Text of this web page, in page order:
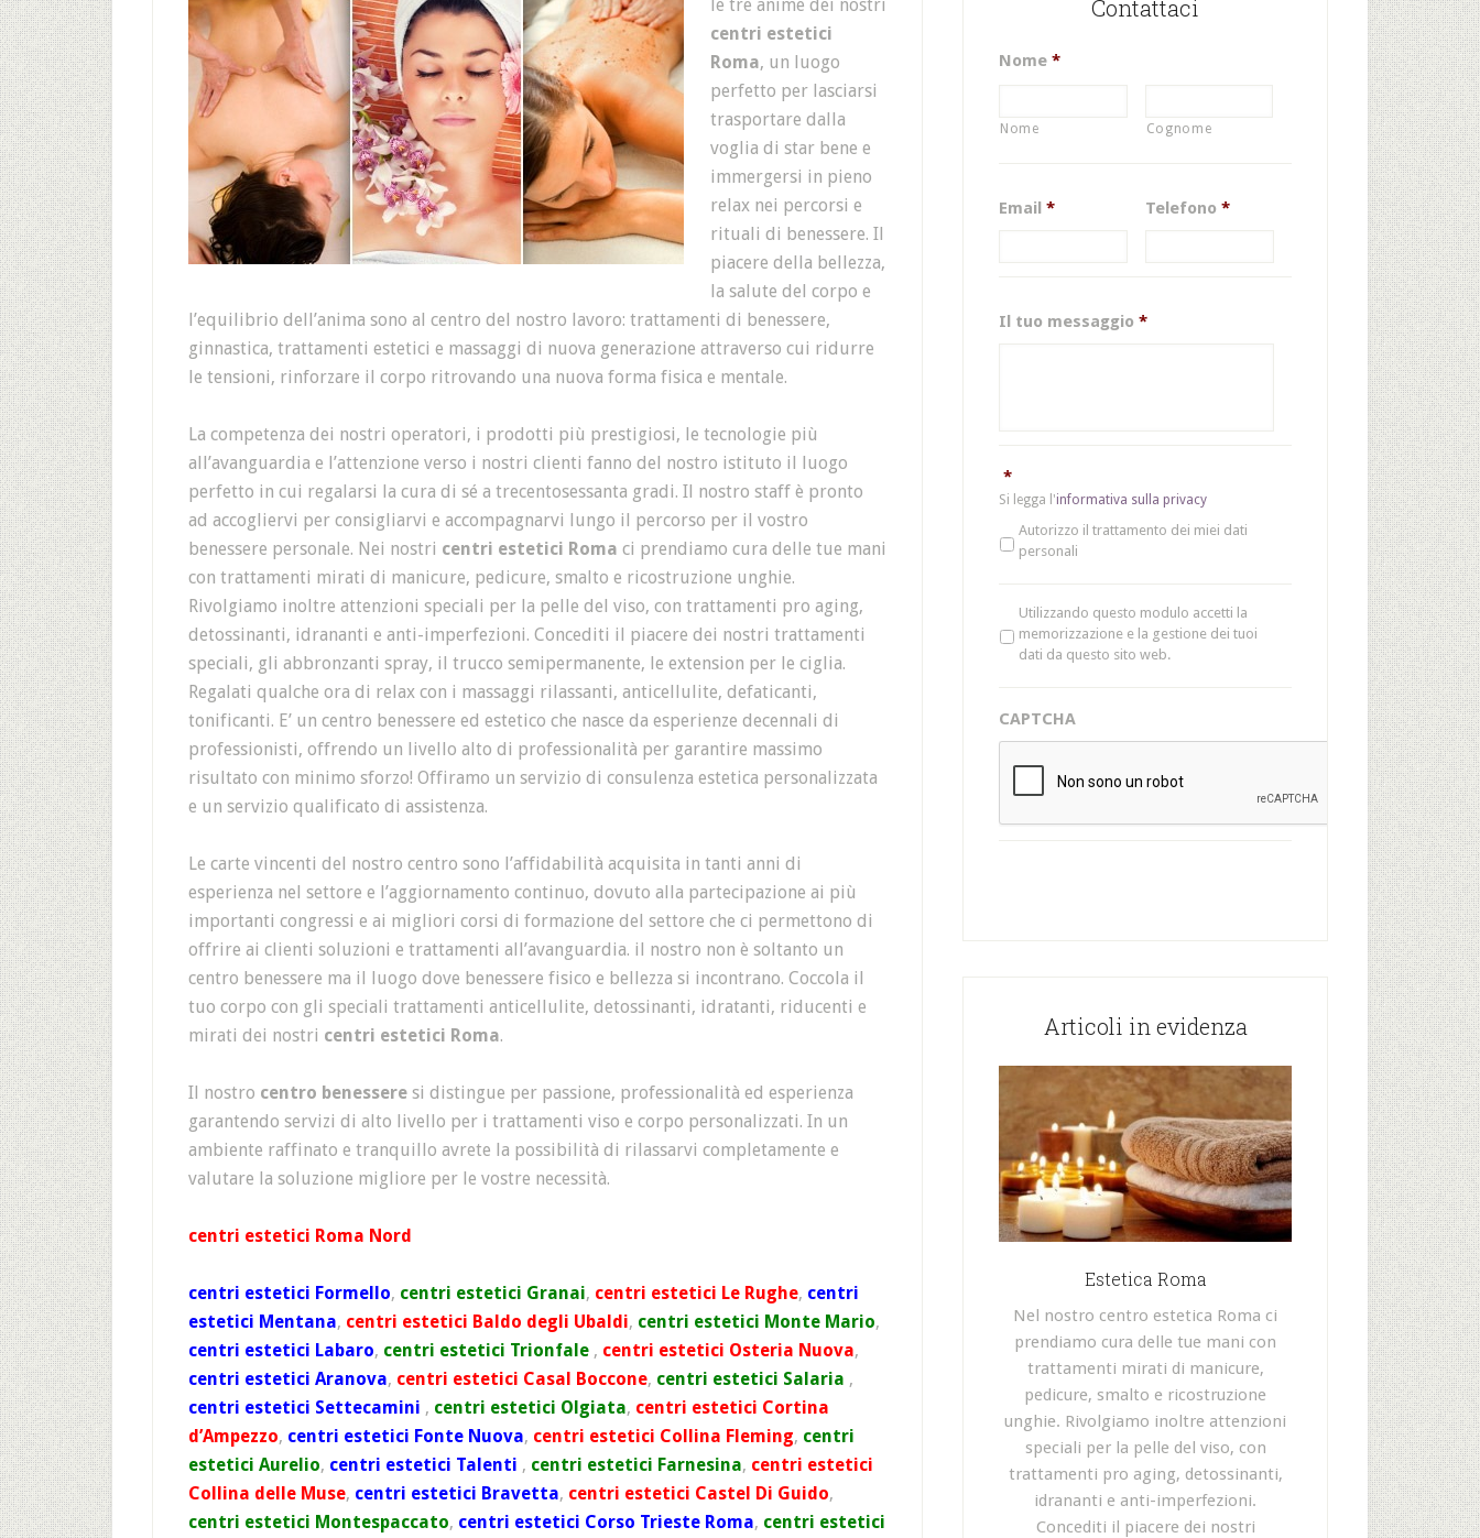
le tre anime dei nostri
centri estetici
Roma, un luogo
perfetto per lasciarsi
trasportare dalla
voglia di star bene e
immergersi in pieno
relax nei percorsi e
rituali di benessere. Il
piacere della bellezza,
la salute del corpo e
l’equilibrio dell’anima sono al centro del nostro lavoro: trattamenti di benessere,
ginnastica, trattamenti estetici e massaggi di nuova generazione attraverso cui ridurre
le tensioni, rinforzare il corpo ritrovando una nuova forma fisica e mentale.
La competenza dei nostri operatori, i prodotti più prestigiosi, le tecnologie più
all’avanguardia e l’attenzione verso i nostri clienti fanno del nostro istituto il luogo
perfetto in cui regalarsi la cura di sé a trecentosessanta gradi. Il nostro staff è pronto
ad accogliervi per consigliarvi e accompagnarvi lungo il percorso per il vostro
benessere personale. Nei nostri centri estetici Roma ci prendiamo cura delle tue mani
con trattamenti mirati di manicure, pedicure, smalto e ricostruzione unghie.
Rivolgiamo inoltre attenzioni speciali per la pelle del viso, con trattamenti pro aging,
detossinanti, idrananti e anti-imperfezioni. Concediti il piacere dei nostri trattamenti
speciali, gli abbronzanti spray, il trucco semipermanente, le extension per le ciglia.
Regalati qualche ora di relax con i massaggi rilassanti, anticellulite, defaticanti,
tonificanti. E’ un centro benessere ed estetico che nasce da esperienze decennali di
professionisti, offrendo un livello alto di professionalità per garantire massimo
risultato con minimo sforzo! Offiramo un servizio di consulenza estetica personalizzata
e un servizio qualificato di assistenza.
Le carte vincenti del nostro centro sono l’affidabilità acquisita in tanti anni di
esperienza nel settore e l’aggiornamento continuo, dovuto alla partecipazione ai più
importanti congressi e ai migliori corsi di formazione del settore che ci permettono di
offrire ai clienti soluzioni e trattamenti all’avanguardia. il nostro non è soltanto un
centro benessere ma il luogo dove benessere fisico e bellezza si incontrano. Coccola il
tuo corpo con gli speciali trattamenti anticellulite, detossinanti, idratanti, riducenti e
mirati dei nostri centri estetici Roma.
Il nostro centro benessere si distingue per passione, professionalità ed esperienza
garantendo servizi di alto livello per i trattamenti viso e corpo personalizzati. In un
ambiente raffinato e tranquillo avrete la possibilità di rilassarvi completamente e
valutare la soluzione migliore per le vostre necessità.
centri estetici Roma Nord
centri estetici Formello, centri estetici Granai, centri estetici Le Rughe, centri
estetici Mentana, centri estetici Baldo degli Ubaldi, centri estetici Monte Mario,
centri estetici Labaro, centri estetici Trionfale , centri estetici Osteria Nuova,
centri estetici Aranova, centri estetici Casal Boccone, centri estetici Salaria ,
centri estetici Settecamini , centri estetici Olgiata, centri estetici Cortina
d’Ampezzo, centri estetici Fonte Nuova, centri estetici Collina Fleming, centri
estetici Aurelio, centri estetici Talenti , centri estetici Farnesina, centri estetici
Collina delle Muse, centri estetici Bravetta, centri estetici Castel Di Guido,
centri estetici Montespaccato, centri estetici Corso Trieste Roma, centri estetici
Contattaci
Nome *
Nome Cognome
Email * Telefono *
Il tuo messaggio *
*
Si legga l'informativa sulla privacy
Autorizzo il trattamento dei miei dati
personali
r
c
y
Utilizzando questo modulo accetti la
memorizzazione e la gestione dei tuoi
dati da questo sito web.
CAPTCHA
Articoli in evidenza
Estetica Roma
Nel nostro centro estetica Roma ci
prendiamo cura delle tue mani con
trattamenti mirati di manicure,
pedicure, smalto e ricostruzione
unghie. Rivolgiamo inoltre attenzioni
speciali per la pelle del viso, con
trattamenti pro aging, detossinanti,
idrananti e anti-imperfezioni.
Concediti il piacere dei nostri